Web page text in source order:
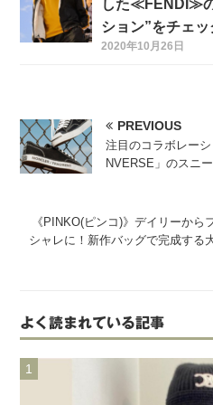
した≪FENDI≫
ション”をチェッ
2020年10月26日
PREVIOUS
注目のコラボレー
NVERSE」のスニ
《PINKO(ピンコ)》デイリーから
シャレに！新作バッグで完成する
よく読まれている記事